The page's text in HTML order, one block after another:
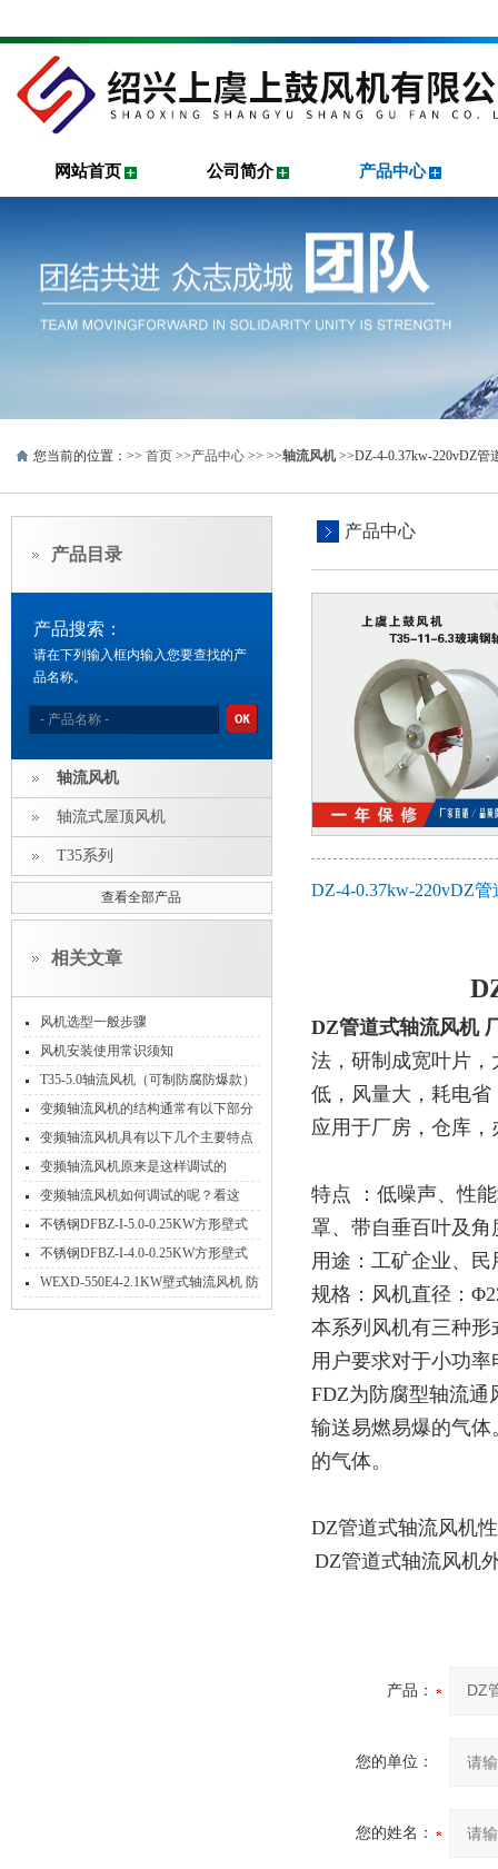
网站首页 公司简介 产品中心
您当前的位置：>> 首页 >>产品中心 >> >>轴流风机>>DZ-4-0.37kw-220vDZ管
产品目录
产品搜索：
请在下列输入框内输入您要查找的产
品名称。
轴流风机
轴流式屋顶风机
T35系列
查看全部产品
相关文章
风机选型一般步骤
风机安装使用常识须知
T35-5.0轴流风机（可制防腐防爆款）
变频轴流风机的结构通常有以下部分
组成
变频轴流风机具有以下几个主要特点
变频轴流风机原来是这样调试的
变频轴流风机如何调试的呢？看这
里！
不锈钢DFBZ-I-5.0-0.25KW方形壁式
轴流风机
不锈钢DFBZ-I-4.0-0.25KW方形壁式
轴流风机
WEXD-550E4-2.1KW壁式轴流风机 防
腐隔爆送风排风机
产品中心
DZ-4-0.37kw-220vDZ
DZ管道式轴流风机
法，研制成宽叶片
低，风量大，耗电
应用于厂房，仓库
特点 ：低噪声、性
罩、带自垂百叶及角
用途：工矿企业、
规格：风机直径：
本系列风机有三种形
用户要求对于小功
FDZ为防腐型轴流通
输送易燃易爆的气
的气体。
DZ管道式轴流风机
DZ管道式轴流风机
产品：
您的单位：
您的姓名：